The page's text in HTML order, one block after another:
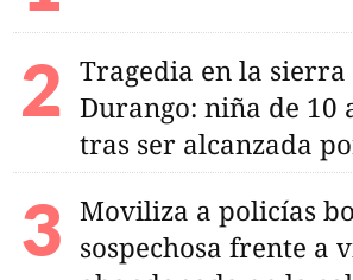
Tragedia en la sierra
Durango: niña de 10
tras ser alcanzada
Moviliza a policías
sospechosa frente a